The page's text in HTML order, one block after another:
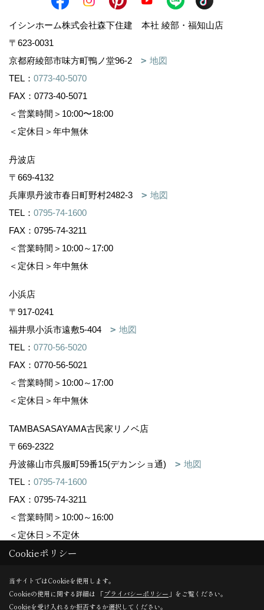
イシンホーム株式会社森下住建 本社 綾部・福知山店
〒623-0031
京都府綾部市味方町鴨ノ堂96-2
地図
TEL： 0773-40-5070
FAX：0773-40-5071
＜営業時間＞10:00〜18:00
＜定休日＞年中無休
丹波店
〒669-4132
兵庫県丹波市春日町野村2482-3
地図
TEL： 0795-74-1600
FAX：0795-74-3211
＜営業時間＞10:00～17:00
＜定休日＞年中無休
小浜店
〒917-0241
福井県小浜市遠敷5-404
地図
TEL： 0770-56-5020
FAX：0770-56-5021
＜営業時間＞10:00～17:00
＜定休日＞年中無休
TAMBASASAYAMA古民家リノベ店
〒669-2322
丹波篠山市呉服町59番15(デカンショ通)
地図
TEL： 0795-74-1600
FAX：0795-74-3211
＜営業時間＞10:00～16:00
＜定休日＞不定休
Copyright (c) 株式会社森下住建. All Rights Reserved.
Produced byゴデスクリエイト
Cookieポリシー
当サイトではCookieを使用します。
Cookieの使用に関する詳細は 「プライバシーポリシー 」をご覧ください。
Cookieを受け入れるか拒否するか選択してください。